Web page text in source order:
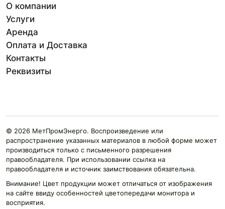
О компании
Услуги
Аренда
Оплата и Доставка
Контакты
Реквизиты
© 2026 МетПромЭнерго. Воспроизведение или
распространение указанных материалов в любой форме может
производиться только с письменного разрешения
правообладателя. При использовании ссылка на
правообладателя и источник заимствования обязательна.
Внимание! Цвет продукции может отличаться от изображения
на сайте ввиду особенностей цветопередачи монитора и
восприятия.